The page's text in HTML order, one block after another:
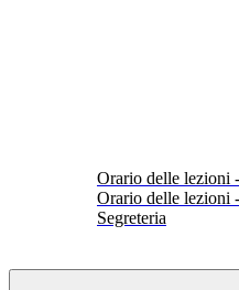
Orario delle lezioni
Orario delle lezioni
Segreteria